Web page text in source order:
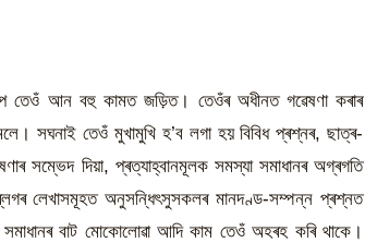
তেওঁ আন বহু কামত জড়িত। তেওঁৰ অধীনত গৱেষণা কৰাৰ
সঘনাই তেওঁ মুখামুখি হ’ব লগা হয় বিবিধ প্ৰশ্নৰ, ছাত্ৰ-
সম্ভেদ দিয়া, প্ৰত্যাহ্বানমূলক সমস্যা সমাধানৰ অগ্ৰগতি
লেখাসমূহত অনুসন্ধিৎসুসকলৰ মানদণ্ড-সম্পন্ন প্ৰশ্নত
সমাধানৰ বাট মোকোলোৱা আদি কাম তেওঁ অহৰহ কৰি থাকে।